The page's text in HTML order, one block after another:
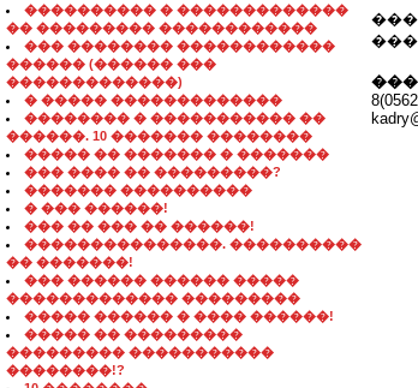
���������� � �������������
�� ��������� ������������
��� �������� ������������
������ (������ ���
�������������)
� ����� �������������
�������� � ����������� ��
������. 10 ������� ��������
����� �� ������� � �������
��� ���� �� ���������?
������� ����������
� ��� ������!
��� �� ��� �� ������!
���������������. ����������
�� �������!
��� ������ ������ �����
������������� ���������
����� ������ � ���� ������!
����� �� ���������
��������� �����������
��������!?
���: